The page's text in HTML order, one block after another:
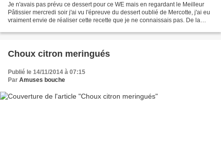
Je n'avais pas prévu ce dessert pour ce WE mais en regardant le Meilleur
Pâtissier mercredi soir j'ai vu l'épreuve du dessert oublié de Mercotte, j'ai eu
vraiment envie de réaliser cette recette que je ne connaissais pas. De la
Choux citron meringués
Publié le 14/11/2014 à 07:15
Par Amuses bouche